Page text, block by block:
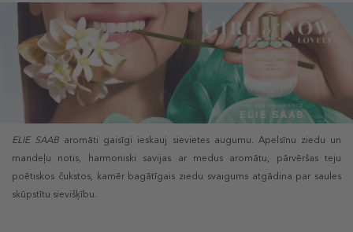
ELIE SAAB aromāti gaisīgi ieskauj sievietes augumu. Apelsīnu ziedu un
mandeļu notis, harmoniski savijas ar medus aromātu, pārvēršas teju
poētiskos čukstos, kamēr bagātīgais ziedu svaigums atgādina par saules
skūpstītu sievišķību.